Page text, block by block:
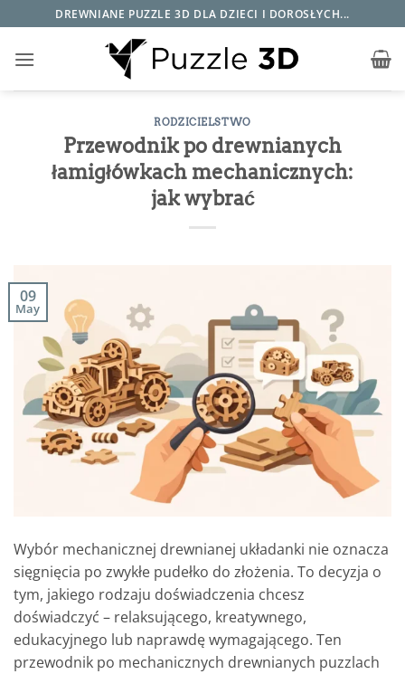
do
zawartości
DREWNIANE PUZZLE 3D DLA DZIECI I DOROSŁYCH...
RODZICIELSTWO
Przewodnik po drewnianych
łamigłówkach mechanicznych:
jak wybrać
09
May
Wybór mechanicznej drewnianej układanki nie oznacza
sięgnięcia po zwykłe pudełko do złożenia. To decyzja o
tym, jakiego rodzaju doświadczenia chcesz
doświadczyć – relaksującego, kreatywnego,
edukacyjnego lub naprawdę wymagającego. Ten
przewodnik po mechanicznych drewnianych puzzlach